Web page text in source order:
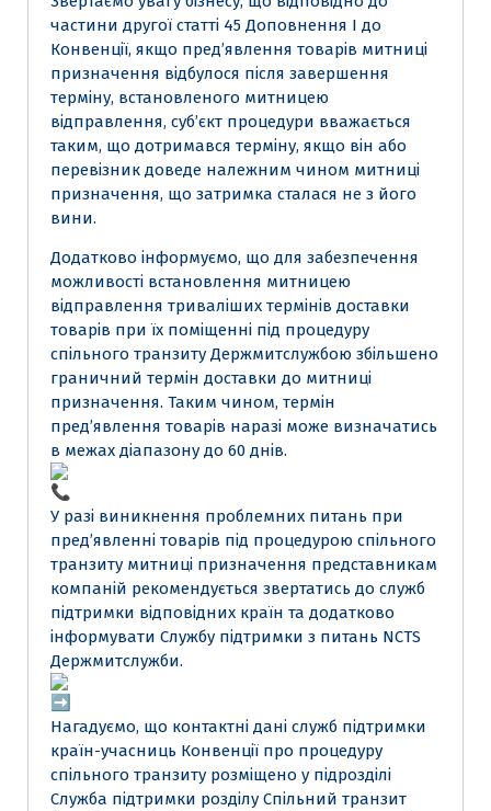
частини другої статті 45 Доповнення І до
Конвенції, якщо пред’явлення товарів митниці
призначення відбулося після завершення
терміну, встановленого митницею
відправлення, суб’єкт процедури вважається
таким, що дотримався терміну, якщо він або
перевізник доведе належним чином митниці
призначення, що затримка сталася не з його
вини.
Додатково інформуємо, що для забезпечення
можливості встановлення митницею
відправлення триваліших термінів доставки
товарів при їх поміщенні під процедуру
спільного транзиту Держмитслужбою збільшено
граничний термін доставки до митниці
призначення. Таким чином, термін
пред’явлення товарів наразі може визначатись
в межах діапазону до 60 днів.
У разі виникнення проблемних питань при
пред’явленні товарів під процедурою спільного
транзиту митниці призначення представникам
компаній рекомендується звертатись до служб
підтримки відповідних країн та додатково
інформувати Службу підтримки з питань NCTS
Держмитслужби.
Нагадуємо, що контактні дані служб підтримки
країн-учасниць Конвенції про процедуру
спільного транзиту розміщено у підрозділі
Служба підтримки розділу Спільний транзит